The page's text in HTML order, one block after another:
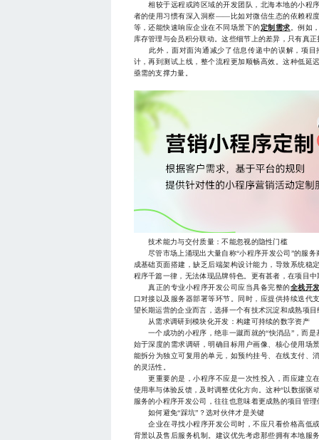
相较于远程或跨区域的开发团队，北海本地的小程
者的使用习惯有深入洞察——比如对微信生态的依赖程
等，还能快速响应企业在不同场景下的定制需求 。例如
库存管理与会员积分联动。这些细节上的差异，只有真
此外，面对面沟通减少了信息传递中的误解，项目
计，再到测试上线，整个流程更加顺畅高效。这种低延
亟需的支撑力量。
技术能力与交付质量：不能忽视的隐性门槛
尽管市场上涌现出大量自称“小程序开发公司”的服务
成基础页面搭建，缺乏后端架构设计能力，导致系统稳
程序千篇一律，无法体现品牌特色。更有甚者，在项目
真正的专业小程序开发公司应当具备完整的全栈开
口对接以及服务器部署等环节。同时，应提供持续迭代
望长期运营的企业而言，选择一个有技术沉淀和成熟项
从需求调研到模块化开发：构建可持续的数字资产
一个成功的小程序，绝非一蹴而就的“快消品”，而是
始于深度的需求调研，明确目标用户画像、核心使用场
能拆分为独立可复用的单元，如预约挂号、在线支付、
的灵活性。
更重要的是，小程序不应是一次性投入，而应建立
使用率与体验反馈，及时调整优化方向。这种“以数据驱
服务的小程序开发公司，往往也意味着更成熟的项目管
如何避免“踩坑”？选对伙伴才是关键
企业在寻找小程序开发公司时，不应只看价格高低
背景以及售后服务机制。建议优先考虑那些拥有本地服